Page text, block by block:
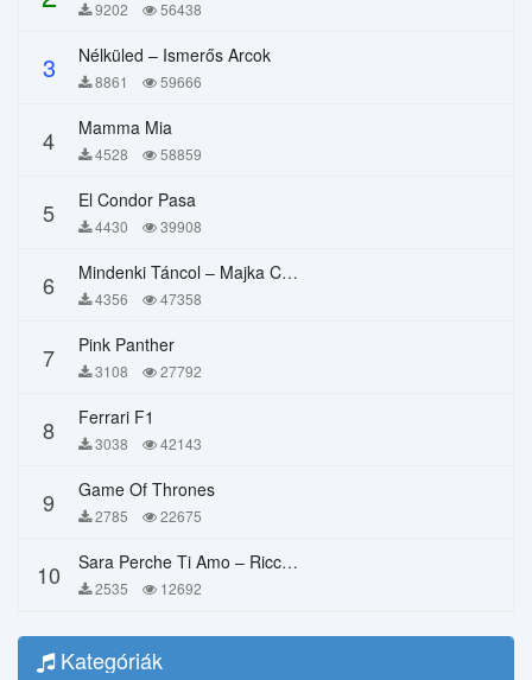
9202 56438
3 Nélküled – Ismerős Arcok
8861 59666
4 Mamma Mia
4528 58859
5 El Condor Pasa
4430 39908
6 Mindenki Táncol – Majka Curtis, Péter Majoros
4356 47358
7 Pink Panther
3108 27792
8 Ferrari F1
3038 42143
9 Game Of Thrones
2785 22675
10 Sara Perche Ti Amo – Ricchi E Poveri
2535 12692
Kategóriák